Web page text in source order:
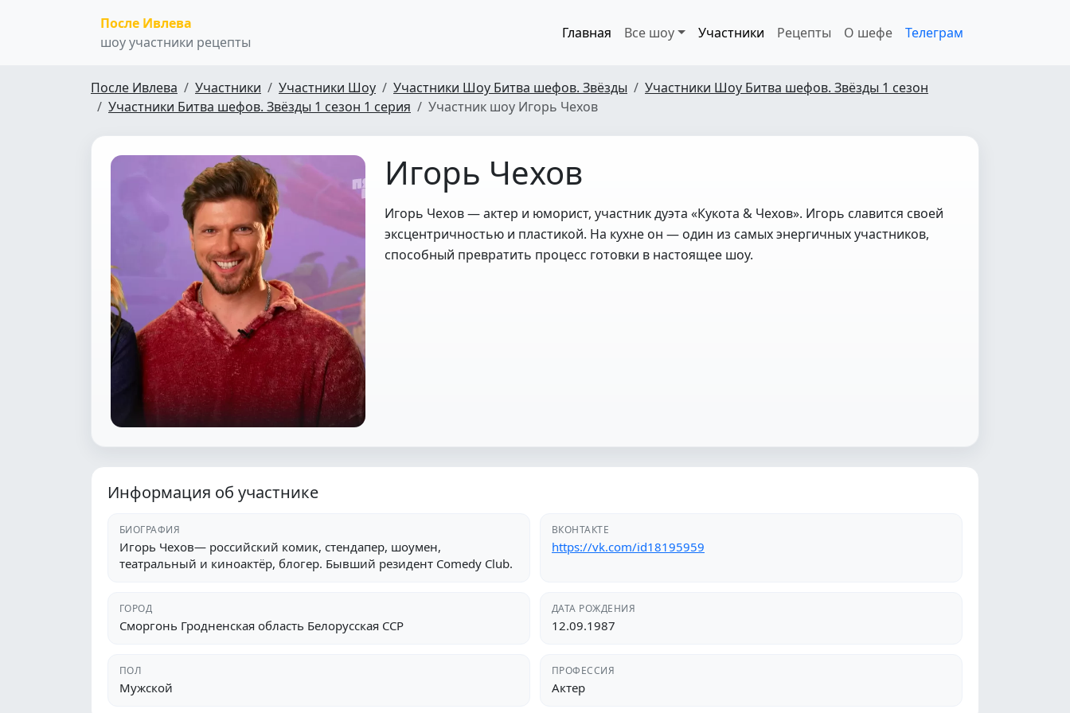
После Ивлева
шоу участники рецепты
Главная Все шоу Участники Рецепты О шефе Телеграм
После Ивлева Участники Участники Шоу Участники Шоу Битва шефов. Звёзды
Участники Шоу Битва шефов. Звёзды 1 сезон
Участники Битва шефов. Звёзды 1 сезон 1 серия
Участник шоу Игорь Чехов
Игорь Чехов
Игорь Чехов — актер и юморист, участник дуэта «Кукота & Чехов». Игорь славится своей
эксцентричностью и пластикой. На кухне он — один из самых энергичных участников,
способный превратить процесс готовки в настоящее шоу.
Информация об участнике
БИОГРАФИЯ
Игорь Чехов— российский комик, стендапер, шоумен,
театральный и киноактёр, блогер. Бывший резидент Comedy Club.
ВКОНТАКТЕ
https://vk.com/id18195959
ГОРОД
Сморгонь Гродненская область Белорусская ССР
ДАТА РОЖДЕНИЯ
12.09.1987
ПОЛ
Мужской
ПРОФЕССИЯ
Актер